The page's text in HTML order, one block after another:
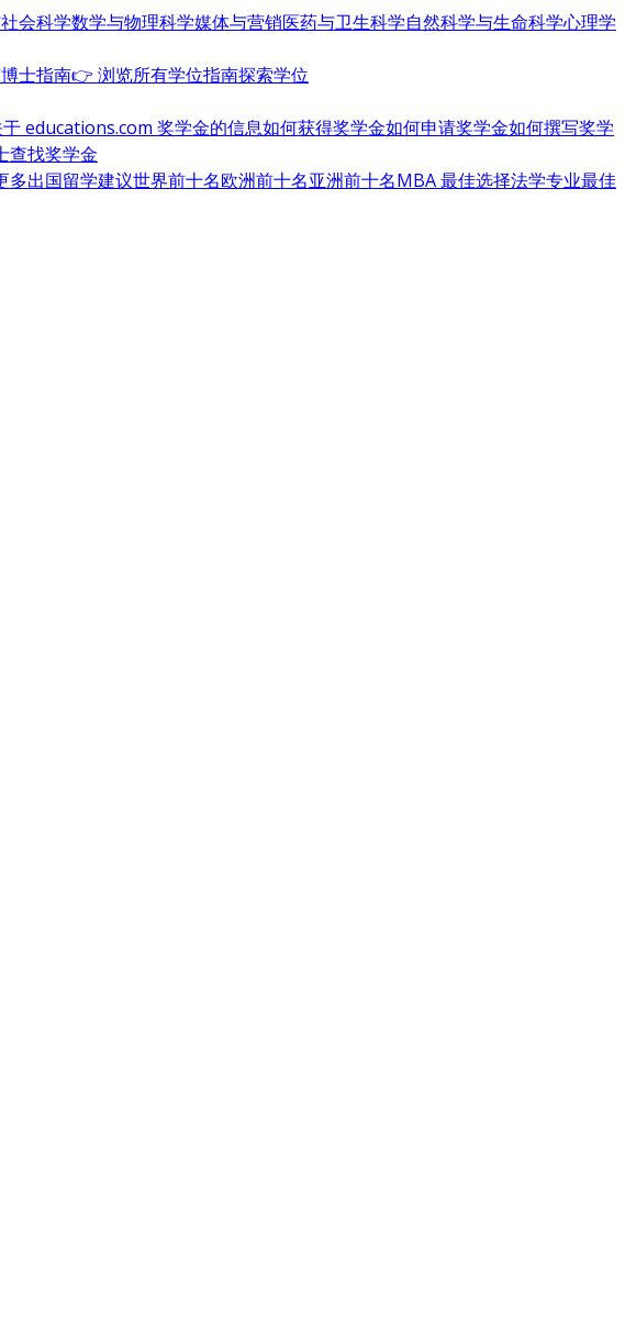
会科学数学与物理科学媒体与营销医药与卫生科学自然科学与生命科学心理学
博士指南👉 浏览所有学位指南探索学位
educations.com 奖学金的信息如何获得奖学金如何申请奖学金如何撰写奖学
查找奖学金
多出国留学建议世界前十名欧洲前十名亚洲前十名MBA 最佳选择法学专业最佳